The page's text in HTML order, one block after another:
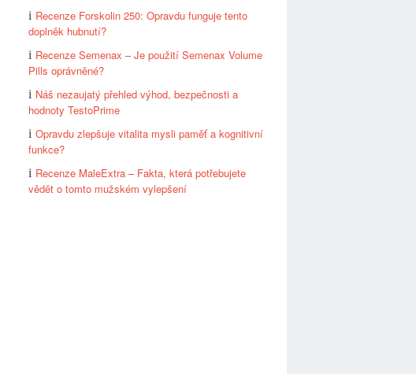
Recenze Forskolin 250: Opravdu funguje tento
doplněk hubnutí?
Recenze Semenax – Je použití Semenax Volume
Pills oprávněné?
Náš nezaujatý přehled výhod, bezpečnosti a
hodnoty TestoPrime
Opravdu zlepšuje vitalita mysli paměť a kognitivní
funkce?
Recenze MaleExtra – Fakta, která potřebujete
vědět o tomto mužském vylepšení